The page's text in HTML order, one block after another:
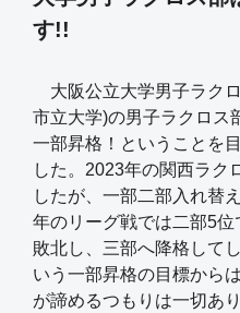
す!!
大阪公立大学男子ラク
市立大学)の男子ラクロス
一部昇格！ということを
した。2023年の関西ラク
したが、一部二部入れ替
年のリーグ戦では二部5
敗北し、三部へ降格して
いう一部昇格の目標から
が諦めるつもりは一切あ